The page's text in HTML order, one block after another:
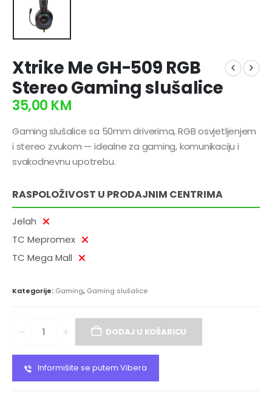
Xtrike Me GH-509 RGB
Stereo Gaming slušalice
35,00 KM
Gaming slušalice sa 50mm driverima, RGB osvjetljenjem
i stereo zvukom — idealne za gaming, komunikaciju i
svakodnevnu upotrebu.
RASPOLOŽIVOST U PRODAJNIM CENTRIMA
Jelah
TC Mepromex
TC Mega Mall
Kategorije: Gaming, Gaming slušalice
DODAJ U KOŠARICU
Informišite se putem Vibera